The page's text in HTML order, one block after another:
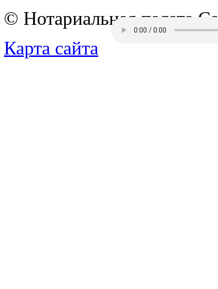
© Нотариальная палата
Карта сайта